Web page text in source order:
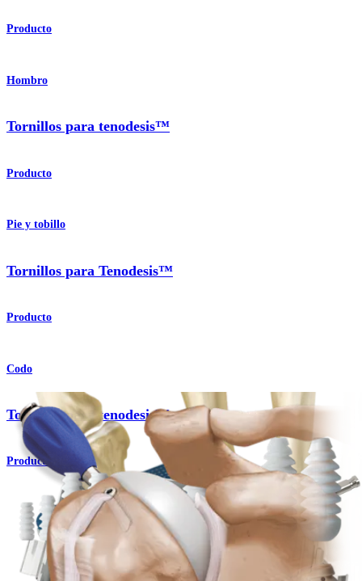
Producto
Hombro
Tornillos para tenodesis™
Producto
Pie y tobillo
Tornillos para Tenodesis™
Producto
Codo
Tornillos para tenodesis™
Producto
Hombro
Técnica para tenodesis